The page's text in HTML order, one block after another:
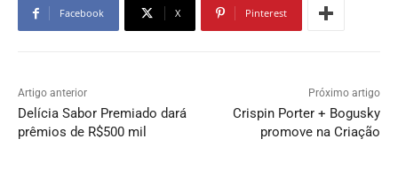
Facebook X Pinterest
Artigo anterior
Delícia Sabor Premiado dará
prêmios de R$500 mil
Próximo artigo
Crispin Porter + Bogusky
promove na Criação